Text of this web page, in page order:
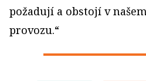
požadují a obstojí v
provozu.“